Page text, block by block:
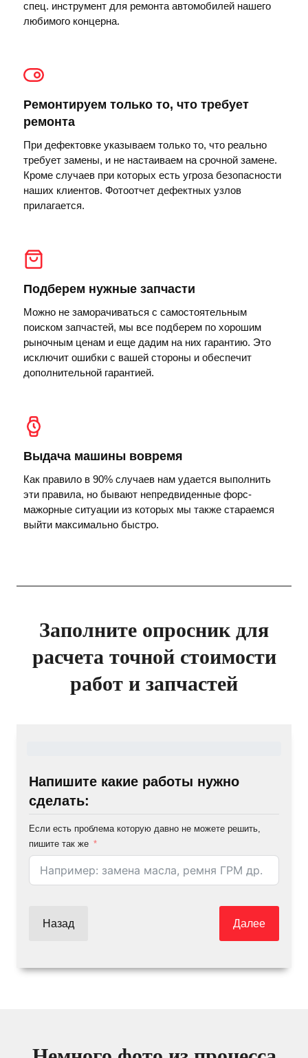
спец. инструмент для ремонта автомобилей нашего
любимого концерна.
Ремонтируем только то, что требует
ремонта
При дефектовке указываем только то, что реально
требует замены, и не настаиваем на срочной замене.
Кроме случаев при которых есть угроза безопасности
наших клиентов. Фотоотчет дефектных узлов
прилагается.
Подберем нужные запчасти
Можно не заморачиваться с самостоятельным
поиском запчастей, мы все подберем по хорошим
рыночным ценам и еще дадим на них гарантию. Это
исключит ошибки с вашей стороны и обеспечит
дополнительной гарантией.
Выдача машины вовремя
Как правило в 90% случаев нам удается выполнить
эти правила, но бывают непредвиденные форс-
мажорные ситуации из которых мы также стараемся
выйти максимально быстро.
Заполните опросник для
расчета точной стоимости
работ и запчастей
Напишите какие работы нужно
сделать:
Если есть проблема которую давно не можете решить,
пишите так же
Назад Далее